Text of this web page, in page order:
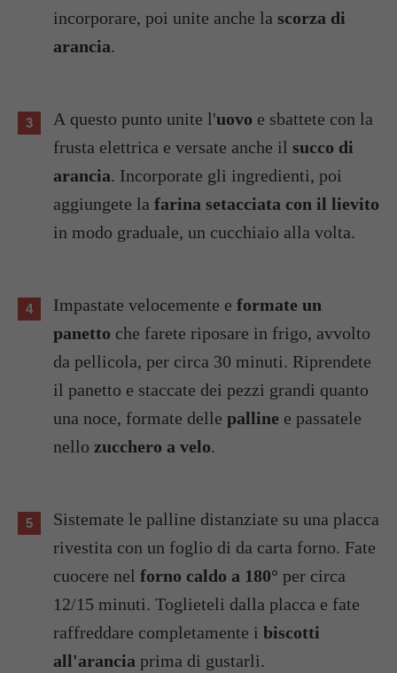
incorporare, poi unite anche la scorza di
arancia.
A questo punto unite l'uovo e sbattete con la
frusta elettrica e versate anche il succo di
arancia. Incorporate gli ingredienti, poi
aggiungete la farina setacciata con il lievito
in modo graduale, un cucchiaio alla volta.
Impastate velocemente e formate un
panetto che farete riposare in frigo, avvolto
da pellicola, per circa 30 minuti. Riprendete
il panetto e staccate dei pezzi grandi quanto
una noce, formate delle palline e passatele
nello zucchero a velo.
Sistemate le palline distanziate su una placca
rivestita con un foglio di da carta forno. Fate
cuocere nel forno caldo a 180° per circa
12/15 minuti. Toglieteli dalla placca e fate
raffreddare completamente i biscotti
all'arancia prima di gustarli.